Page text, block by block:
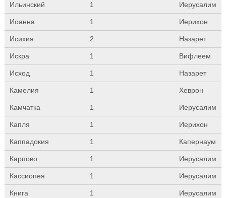
Ильинский 1 Иерусалим
Иоанна 1 Иерихон
Исихия 2 Назарет
Искра 1 Вифлеем
Исход 1 Назарет
Камелия 1 Хеврон
Камчатка 1 Иерусалим
Капля 1 Иерихон
Каппадокия 1 Капернаум
Карпово 1 Иерусалим
Кассиопея 1 Иерусалим
Книга 1 Иерусалим